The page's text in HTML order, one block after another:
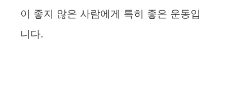
이 좋지 않은 사람에게 특히 좋은 운동입
니다.